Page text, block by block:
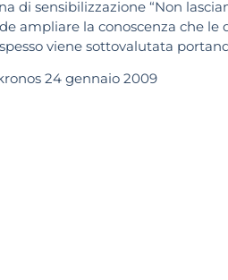
di sensibilizzazione “Non
ampliare la conoscenza che
viene sottovalutata
24 gennaio 2009